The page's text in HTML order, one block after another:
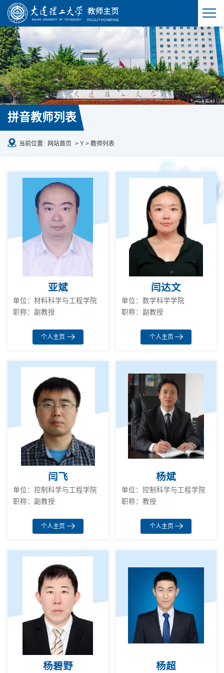
拼音教师列表
当前位置: 网站首页 > Y > 教师列表
亚斌
单位：材料科学与工程学院
职称：副教授
个人主页
闫达文
单位：数学科学学院
职称：副教授
个人主页
闫飞
单位：控制科学与工程学院
职称：副教授
个人主页
杨斌
单位：控制科学与工程学院
职称：教授
个人主页
杨碧野 杨超